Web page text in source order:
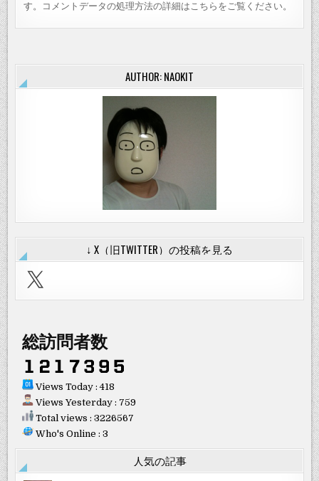
す。
コメントデータの処理方法の詳細はこちらをご覧ください。
AUTHOR: NAOKIT
↓ X（旧TWITTER）の投稿を見る
X
総訪問者数
Views Today : 418
Views Yesterday : 759
Total views : 3226567
Who's Online : 3
人気の記事